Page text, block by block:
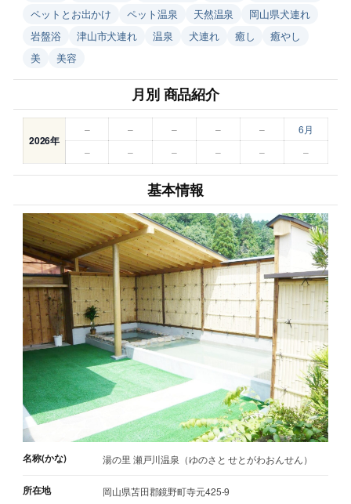
ペットとお出かけ
ペット温泉 天然温泉
岡山県犬連れ
岩盤浴
津山市犬連れ 温泉 犬連れ 癒し
癒やし
美
美容
月別 商品紹介
2026年
– – – – –
6月
–
– – – – –
基本情報
名称(かな) 湯の里 瀬戸川温泉（ゆのさと せとがわおんせん）
所在地 岡山県苫田郡鏡野町寺元425-9